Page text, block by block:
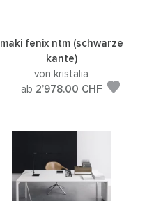
maki fenix ntm (schwarze
kante)
von kristalia
ab 2’978.00 CHF